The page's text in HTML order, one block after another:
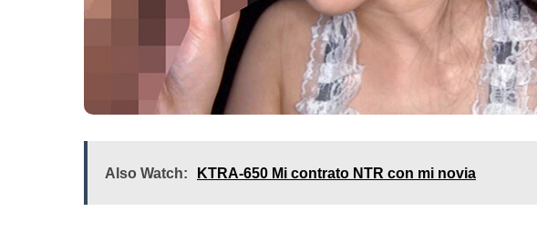
Also Watch: KTRA-650 Mi contrato NTR con mi novia